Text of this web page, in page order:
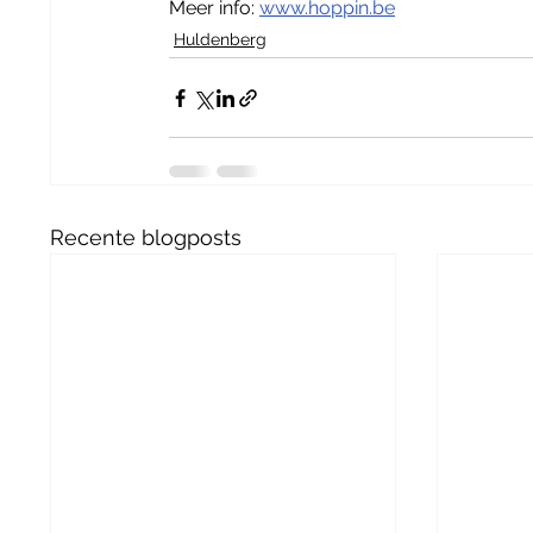
Meer info: www.hoppin.be
Huldenberg
Recente blogposts